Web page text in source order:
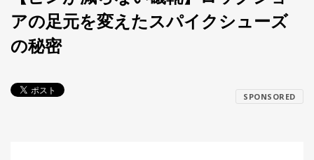
アの足元を変えたスパイクシューズ
の秘密
SPONSORED
釣具
NEWS
探
す・